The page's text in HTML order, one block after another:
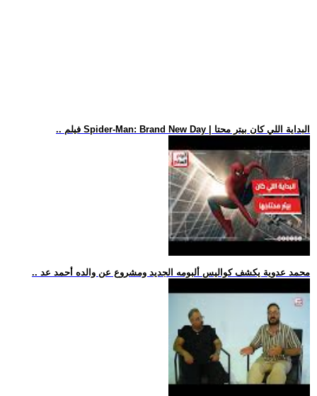
.. فيلم Spider-Man: Brand New Day | البداية اللي كان بيتر محتا
.. محمد عدوية يكشف كواليس ألبومه الجديد ومشروع عن والده أحمد عد